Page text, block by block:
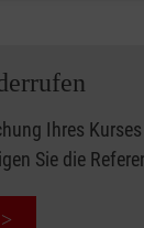
Ihres
Sie die